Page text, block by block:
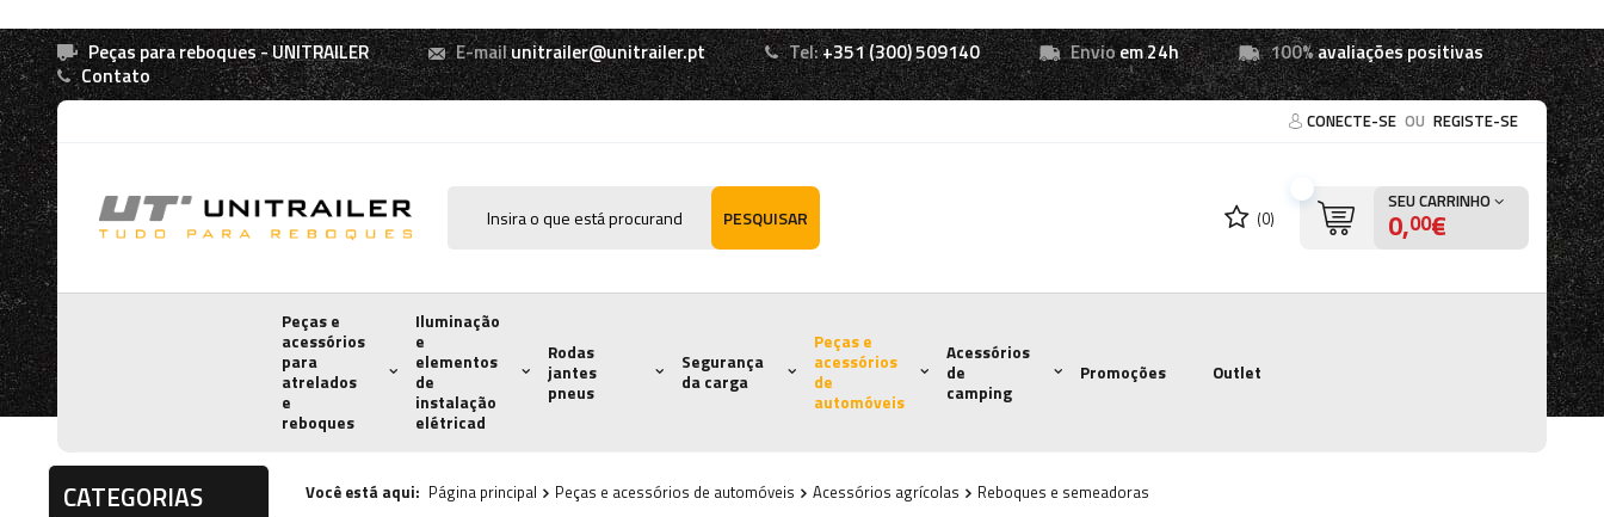
Peças para reboques - UNITRAILER E-mailunitrailer@unitrailer.pt Tel:+351 (300) 509140 Envioem 24h 100%avaliações positivas
Contato
CONECTE-SE OU REGISTE-SE
PESQUISAR (0)
SEU CARRINHO
0,00€
Peças e
acessórios
para
atrelados
e
reboques
Iluminação
e
elementos
de
instalação
elétricad
Rodas
jantes
pneus
Segurança
da carga
Peças e
acessórios
de
automóveis
Acessórios
de
camping
Promoções Outlet
CATEGORIAS Você está aqui: Página principal Peças e acessórios de automóveis Acessórios agrícolas Reboques e semeadoras